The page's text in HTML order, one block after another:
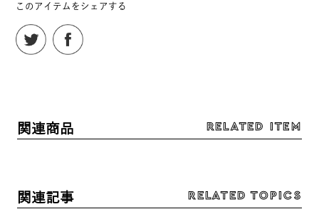
このアイテムをシェアする
関連商品 RELATED ITEM
関連記事 RELATED TOPICS